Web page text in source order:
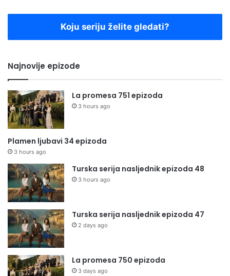
Koju seriju želite gledati?
Najnovije epizode
La promesa 751 epizoda
3 hours ago
Plamen ljubavi 34 epizoda
3 hours ago
Turska serija nasljednik epizoda 48
3 hours ago
Turska serija nasljednik epizoda 47
2 days ago
La promesa 750 epizoda
3 days ago